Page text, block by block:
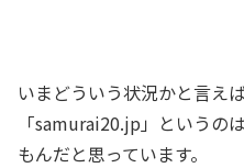
いまどういう状況かと言え
「samurai20.jp」というの
もんだと思っています。